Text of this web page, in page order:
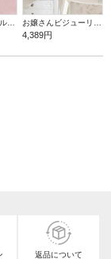
4,389円
返品について